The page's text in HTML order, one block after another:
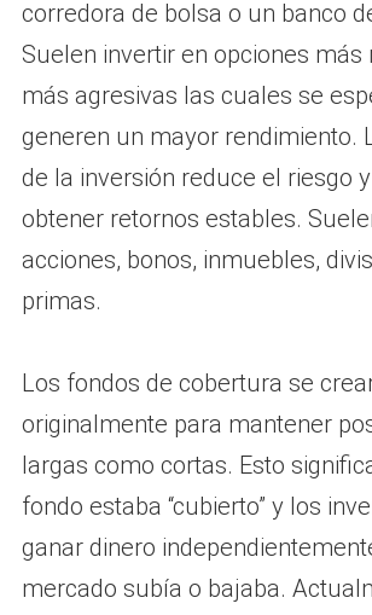
corredora de bolsa o un banco
Suelen invertir en opciones más
más agresivas las cuales se
generen un mayor rendimiento.
de la inversión reduce el riesgo
obtener retornos estables.
acciones, bonos, inmuebles,
primas.
Los fondos de cobertura se
originalmente para mantener
largas como cortas. Esto
fondo estaba “cubierto” y los
ganar dinero
mercado subía o bajaba.